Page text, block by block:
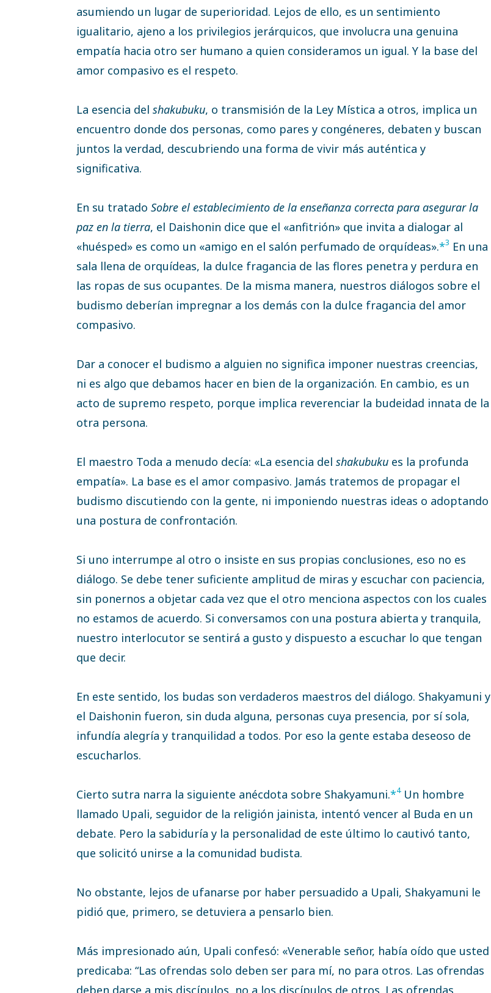
asumiendo un lugar de superioridad. Lejos de ello, es un sentimiento
igualitario, ajeno a los privilegios jerárquicos, que involucra una genuina
empatía hacia otro ser humano a quien consideramos un igual. Y la base del
amor compasivo es el respeto.
La esencia del shakubuku, o transmisión de la Ley Mística a otros, implica un
encuentro donde dos personas, como pares y congéneres, debaten y buscan
juntos la verdad, descubriendo una forma de vivir más auténtica y
significativa.
En su tratado Sobre el establecimiento de la enseñanza correcta para asegurar la
paz en la tierra, el Daishonin dice que el «anfitrión» que invita a dialogar al
«huésped» es como un «amigo en el salón perfumado de orquídeas».*3 En una
sala llena de orquídeas, la dulce fragancia de las flores penetra y perdura en
las ropas de sus ocupantes. De la misma manera, nuestros diálogos sobre el
budismo deberían impregnar a los demás con la dulce fragancia del amor
compasivo.
Dar a conocer el budismo a alguien no significa imponer nuestras creencias,
ni es algo que debamos hacer en bien de la organización. En cambio, es un
acto de supremo respeto, porque implica reverenciar la budeidad innata de la
otra persona.
El maestro Toda a menudo decía: «La esencia del shakubuku es la profunda
empatía». La base es el amor compasivo. Jamás tratemos de propagar el
budismo discutiendo con la gente, ni imponiendo nuestras ideas o adoptando
una postura de confrontación.
Si uno interrumpe al otro o insiste en sus propias conclusiones, eso no es
diálogo. Se debe tener suficiente amplitud de miras y escuchar con paciencia,
sin ponernos a objetar cada vez que el otro menciona aspectos con los cuales
no estamos de acuerdo. Si conversamos con una postura abierta y tranquila,
nuestro interlocutor se sentirá a gusto y dispuesto a escuchar lo que tengan
que decir.
En este sentido, los budas son verdaderos maestros del diálogo. Shakyamuni y
el Daishonin fueron, sin duda alguna, personas cuya presencia, por sí sola,
infundía alegría y tranquilidad a todos. Por eso la gente estaba deseoso de
escucharlos.
Cierto sutra narra la siguiente anécdota sobre Shakyamuni.*4Un hombre
llamado Upali, seguidor de la religión jainista, intentó vencer al Buda en un
debate. Pero la sabiduría y la personalidad de este último lo cautivó tanto,
que solicitó unirse a la comunidad budista.
No obstante, lejos de ufanarse por haber persuadido a Upali, Shakyamuni le
pidió que, primero, se detuviera a pensarlo bien.
Más impresionado aún, Upali confesó: «Venerable señor, había oído que usted
predicaba: “Las ofrendas solo deben ser para mí, no para otros. Las ofrendas
deben darse a mis discípulos, no a los discípulos de otros. Las ofrendas